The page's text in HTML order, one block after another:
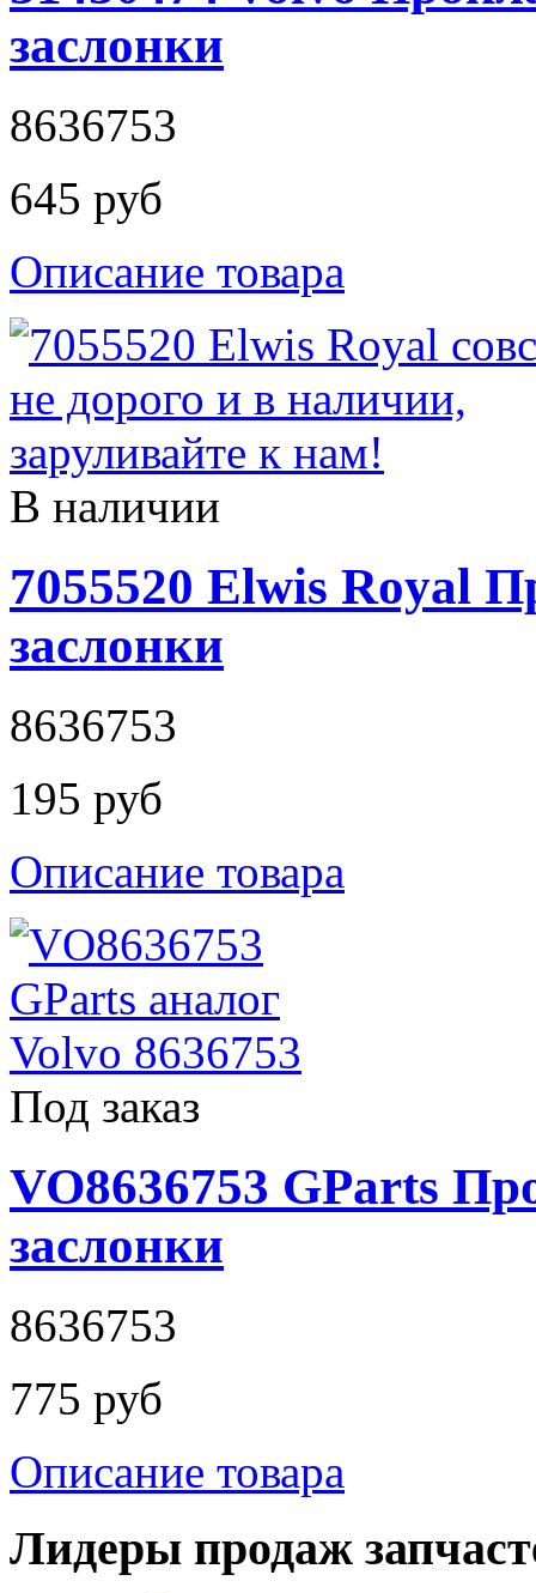
заслонки
8636753
645 руб
Описание товара
В наличии
7055520 Elwis Royal
заслонки
8636753
195 руб
Описание товара
Под заказ
VO8636753 GParts
заслонки
8636753
775 руб
Описание товара
Лидеры продаж